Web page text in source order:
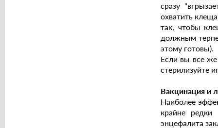
сразу
охватить
так, чтобы
должным
этому готовы).
Если вы все
стерилизуйте
Вакцинация и
Наиболее
крайне
энцефалита